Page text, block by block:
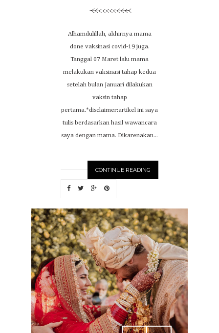
Alhamdulillah, akhirnya mama
done vaksinasi covid-19 juga.
Tanggal 07 Maret lalu mama
melakukan vaksinasi tahap kedua
setelah bulan Januari dilakukan
vaksin tahap
pertama.*disclaimer:artikel ini saya
tulis berdasarkan hasil wawancara
saya dengan mama. Dikarenakan...
CONTINUE READING